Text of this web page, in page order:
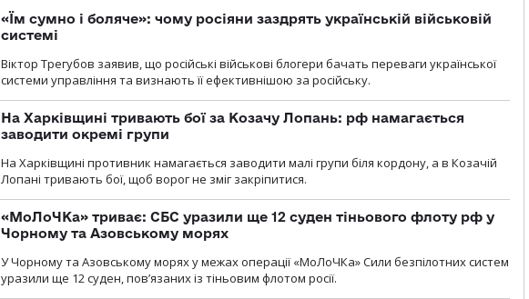
«Їм сумно і боляче»: чому росіяни заздрять українській військовій
системі
Віктор Трегубов заявив, що російські військові блогери бачать переваги української
системи управління та визнають її ефективнішою за російську.
На Харківщині тривають бої за Козачу Лопань: рф намагається
заводити окремі групи
На Харківщині противник намагається заводити малі групи біля кордону, а в Козачій
Лопані тривають бої, щоб ворог не зміг закріпитися.
«МоЛоЧКа» триває: СБС уразили ще 12 суден тіньового флоту рф у
Чорному та Азовському морях
У Чорному та Азовському морях у межах операції «МоЛоЧКа» Сили безпілотних систем
уразили ще 12 суден, пов’язаних із тіньовим флотом росії.